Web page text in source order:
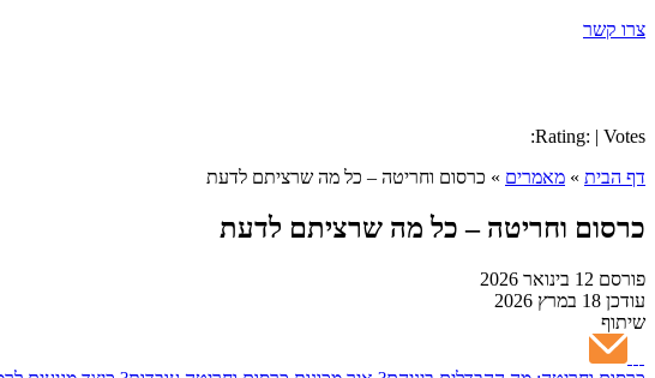
צרו קשר
Rating: | Votes:
דף הבית » מאמרים » כרסום וחריטה – כל מה שרציתם לדעת
כרסום וחריטה – כל מה שרציתם לדעת
פורסם
עודכן
שיתוף